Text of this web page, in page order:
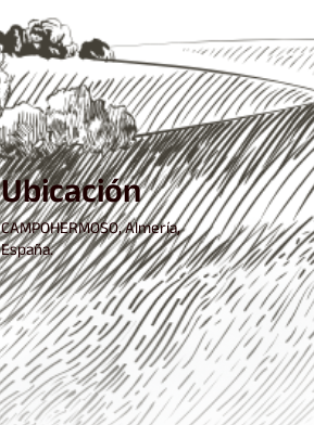
Ubicación
CAMPOHERMOSO, Almería,
España.